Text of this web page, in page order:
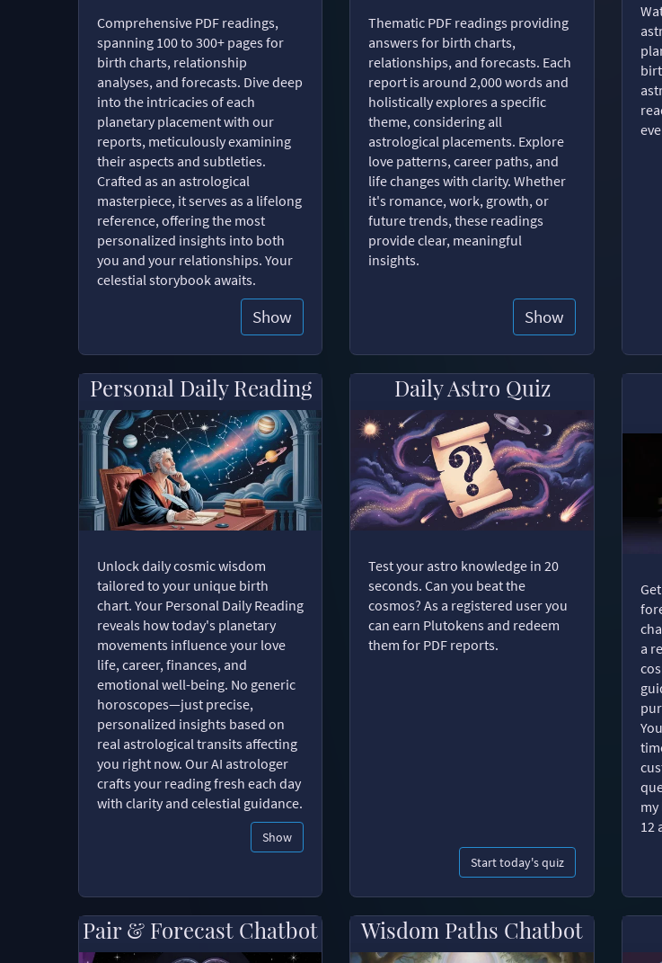
Comprehensive PDF readings,
spanning 100 to 300+ pages for
birth charts, relationship
analyses, and forecasts. Dive deep
into the intricacies of each
planetary placement with our
reports, meticulously examining
their aspects and subtleties.
Crafted as an astrological
masterpiece, it serves as a lifelong
reference, offering the most
personalized insights into both
you and your relationships. Your
celestial storybook awaits.
Show
Thematic PDF readings providing
answers for birth charts,
relationships, and forecasts. Each
report is around 2,000 words and
holistically explores a specific
theme, considering all
astrological placements. Explore
love patterns, career paths, and
life changes with clarity. Whether
it's romance, work, growth, or
future trends, these readings
provide clear, meaningful
insights.
Show
Personal Daily Reading
Unlock daily cosmic wisdom
tailored to your unique birth
chart. Your Personal Daily Reading
reveals how today's planetary
movements influence your love
life, career, finances, and
emotional well-being. No generic
horoscopes—just precise,
personalized insights based on
real astrological transits affecting
you right now. Our AI astrologer
crafts your reading fresh each day
with clarity and celestial guidance.
Show
Daily Astro Quiz
Test your astro knowledge in 20
seconds. Can you beat the
cosmos? As a registered user you
can earn Plutokens and redeem
them for PDF reports.
Start today's quiz
a
12
Pair & Forecast Chatbot Wisdom Paths Chatbot